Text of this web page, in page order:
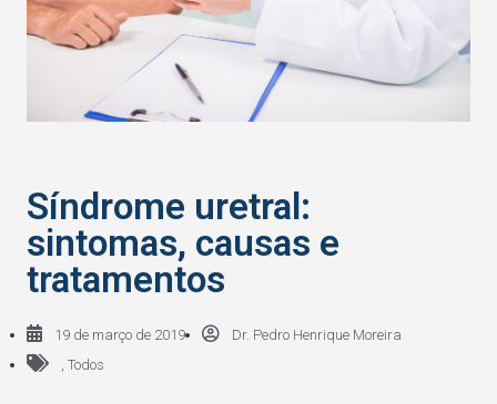
Síndrome uretral:
sintomas, causas e
tratamentos
19 de março de 2019
Dr. Pedro Henrique Moreira
, Todos